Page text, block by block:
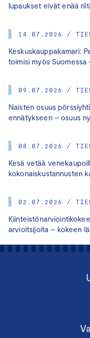
lupaukset eivät enää
14.07.2026 /
Keskuskauppakamari:
toimisi myös Suomessa
09.07.2026 /
Naisten osuus
ennätykseen – osuus
08.07.2026 /
Kesä vetää
kokonaiskustannusten
02.07.2026 /
arvioitsijoita – kokeen